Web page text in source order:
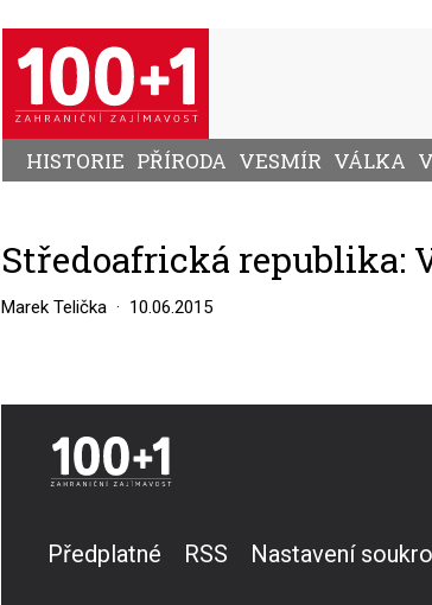
HISTORIE PŘÍRODA VESMÍR VÁLKA
Středoafrická republika:
Marek Telička 10.06.2015
Předplatné RSS Nastavení